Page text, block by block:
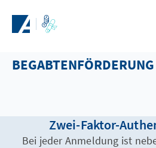
BEGABTENFÖRDERUNG
Zwei-Faktor-
Bei jeder Anmeldung ist